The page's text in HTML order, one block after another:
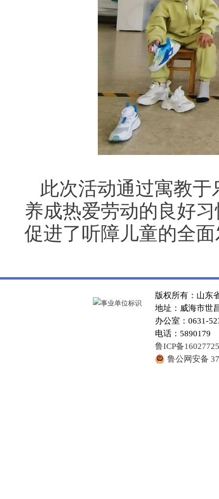
此次活动通过寓教
养成热爱劳动的良好
促进了听障儿童的全
版权所有：山东
地址：威海市世
办公室：0631-
电话：5890179
鲁ICP备
鲁公网安备